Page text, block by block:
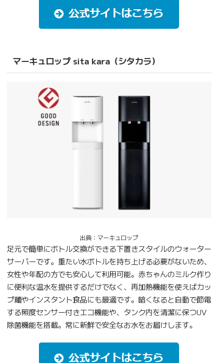
マーキュロップ sita kara（シタカラ）
出典：マーキュロップ
足元で簡単にボトル交換ができる下置きスタイルのウォーター
サーバーです。重たい水ボトルを持ち上げる必要がないため、
女性や年配の方でも安心して利用可能。赤ちゃんのミルク作り
に便利な温水を提供するだけでなく、再加熱機能を使えばカッ
プ麺やインスタント食品にも最適です。暗くなると自動で節電
する照度センサー付きエコ機能や、タンク内を清潔に保つUV
除菌機能を搭載。常に新鮮で安全なお水をお届けします。